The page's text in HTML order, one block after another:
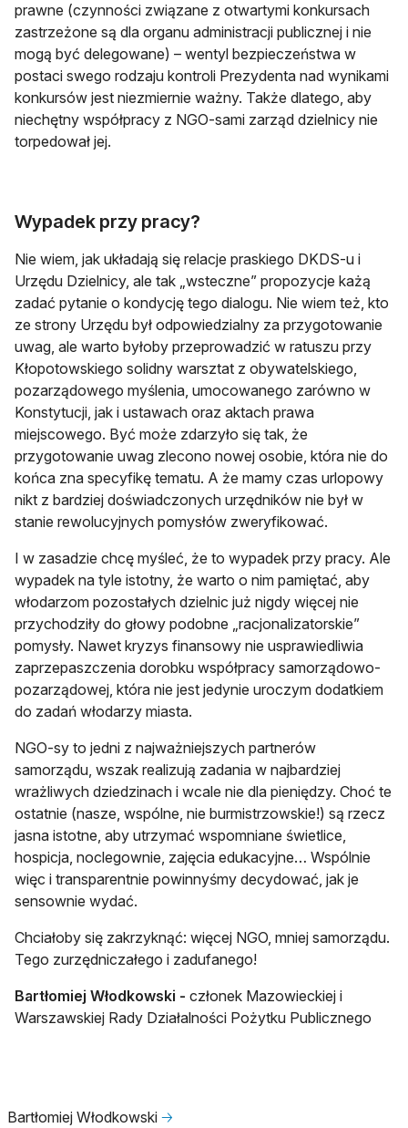
prawne (czynności związane z otwartymi konkursach
zastrzeżone są dla organu administracji publicznej i nie
mogą być delegowane) – wentyl bezpieczeństwa w
postaci swego rodzaju kontroli Prezydenta nad wynikami
konkursów jest niezmiernie ważny. Także dlatego, aby
niechętny współpracy z NGO-sami zarząd dzielnicy nie
torpedował jej.
Wypadek przy pracy?
Nie wiem, jak układają się relacje praskiego DKDS-u i
Urzędu Dzielnicy, ale tak „wsteczne” propozycje każą
zadać pytanie o kondycję tego dialogu. Nie wiem też, kto
ze strony Urzędu był odpowiedzialny za przygotowanie
uwag, ale warto byłoby przeprowadzić w ratuszu przy
Kłopotowskiego solidny warsztat z obywatelskiego,
pozarządowego myślenia, umocowanego zarówno w
Konstytucji, jak i ustawach oraz aktach prawa
miejscowego. Być może zdarzyło się tak, że
przygotowanie uwag zlecono nowej osobie, która nie do
końca zna specyfikę tematu. A że mamy czas urlopowy
nikt z bardziej doświadczonych urzędników nie był w
stanie rewolucyjnych pomysłów zweryfikować.
I w zasadzie chcę myśleć, że to wypadek przy pracy. Ale
wypadek na tyle istotny, że warto o nim pamiętać, aby
włodarzom pozostałych dzielnic już nigdy więcej nie
przychodziły do głowy podobne „racjonalizatorskie”
pomysły. Nawet kryzys finansowy nie usprawiedliwia
zaprzepaszczenia dorobku współpracy samorządowo-
pozarządowej, która nie jest jedynie uroczym dodatkiem
do zadań włodarzy miasta.
NGO-sy to jedni z najważniejszych partnerów
samorządu, wszak realizują zadania w najbardziej
wrażliwych dziedzinach i wcale nie dla pieniędzy. Choć te
ostatnie (nasze, wspólne, nie burmistrzowskie!) są rzecz
jasna istotne, aby utrzymać wspomniane świetlice,
hospicja, noclegownie, zajęcia edukacyjne… Wspólnie
więc i transparentnie powinnyśmy decydować, jak je
sensownie wydać.
Chciałoby się zakrzyknąć: więcej NGO, mniej samorządu.
Tego zurzędniczałego i zadufanego!
Bartłomiej Włodkowski - członek Mazowieckiej i
Warszawskiej Rady Działalności Pożytku Publicznego
Bartłomiej Włodkowski 🡢